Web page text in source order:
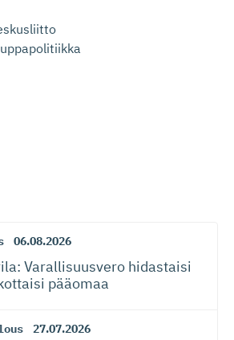
06.08.2026
Varallisuusvero hidastaisi
pääomaa
27.07.2026